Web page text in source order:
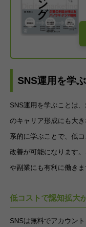
SNS運用を学
SNS運用を学ぶことは
のキャリア形成にも大
系的に学ぶことで、低
改善が可能になります
や副業にも有利に働きま
低コストで認知拡大
SNSは無料でアカウント